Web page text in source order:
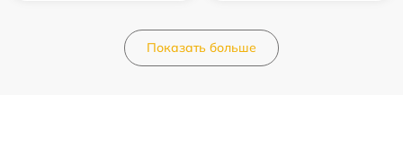
Показать больше